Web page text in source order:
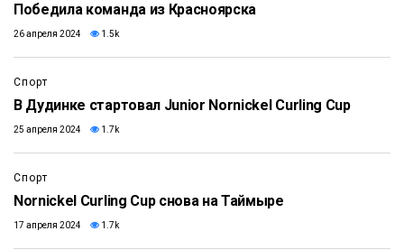
Победила команда из Красноярска
26 апреля 2024 1.5k
Спорт
В Дудинке стартовал Junior Nornickel Curling Cup
25 апреля 2024 1.7k
Спорт
Nornickel Curling Cup снова на Таймыре
17 апреля 2024 1.7k